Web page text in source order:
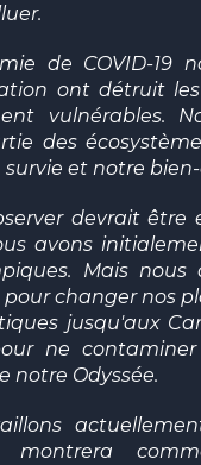
de COVID-19
ont détruit
vulnérables.
des
et notre
devrait
avons
Mais
changer nos
jusqu'aux
necontaminer
notre Odyssée.
montrera